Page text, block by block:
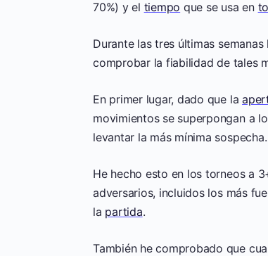
70%) y el tiempo que se usa en
Durante las tres últimas
comprobar la fiabilidad de tales
En primer lugar, dado que la
movimientos se superpongan a
levantar la más mínima sospecha.
He hecho esto en los torneos a
adversarios, incluidos los más
la partida.
También he comprobado que